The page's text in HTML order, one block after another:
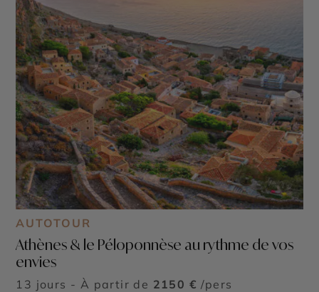
AUTOTOUR
Athènes & le Péloponnèse au rythme de vos
envies
13 jours - À partir de 2150 € /pers